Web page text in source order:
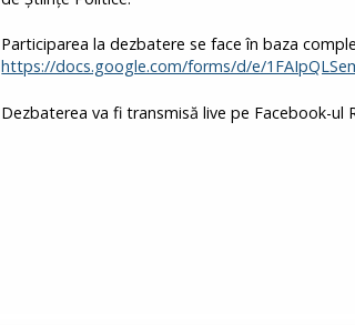
Participarea la dezbatere se face în baza
https://docs.google.com/forms/d/e/
Dezbaterea va fi transmisă live pe Facebook-ul